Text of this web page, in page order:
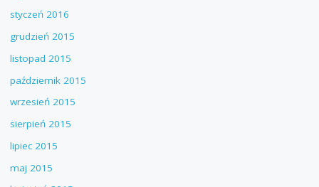
styczeń 2016
grudzień 2015
listopad 2015
październik 2015
wrzesień 2015
sierpień 2015
lipiec 2015
maj 2015